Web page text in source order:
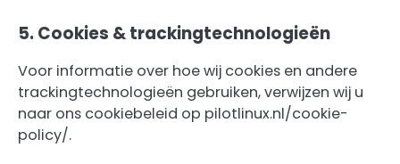
5. Cookies & trackingtechnologieën
Voor informatie over hoe wij cookies en andere
trackingtechnologieën gebruiken, verwijzen wij u
naar ons cookiebeleid op pilotlinux.nl/cookie-
policy/.